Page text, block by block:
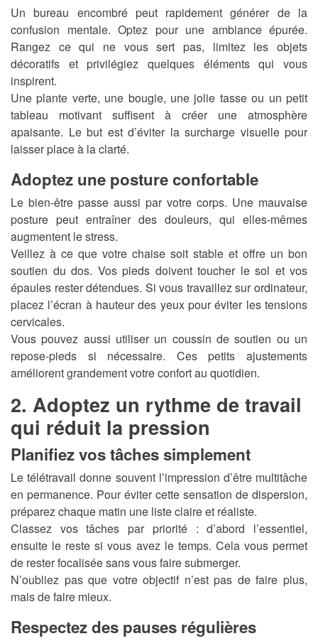
Un bureau encombré peut rapidement générer de la
confusion mentale. Optez pour une ambiance épurée.
Rangez ce qui ne vous sert pas, limitez les objets
décoratifs et privilégiez quelques éléments qui vous
inspirent.
Une plante verte, une bougie, une jolie tasse ou un petit
tableau motivant suffisent à créer une atmosphère
apaisante. Le but est d’éviter la surcharge visuelle pour
laisser place à la clarté.
Adoptez une posture confortable
Le bien-être passe aussi par votre corps. Une mauvaise
posture peut entraîner des douleurs, qui elles-mêmes
augmentent le stress.
Veillez à ce que votre chaise soit stable et offre un bon
soutien du dos. Vos pieds doivent toucher le sol et vos
épaules rester détendues. Si vous travaillez sur ordinateur,
placez l’écran à hauteur des yeux pour éviter les tensions
cervicales.
Vous pouvez aussi utiliser un coussin de soutien ou un
repose-pieds si nécessaire. Ces petits ajustements
améliorent grandement votre confort au quotidien.
2. Adoptez un rythme de travail
qui réduit la pression
Planifiez vos tâches simplement
Le télétravail donne souvent l’impression d’être multitâche
en permanence. Pour éviter cette sensation de dispersion,
préparez chaque matin une liste claire et réaliste.
Classez vos tâches par priorité : d’abord l’essentiel,
ensuite le reste si vous avez le temps. Cela vous permet
de rester focalisée sans vous faire submerger.
N’oubliez pas que votre objectif n’est pas de faire plus,
mais de faire mieux.
Respectez des pauses régulières